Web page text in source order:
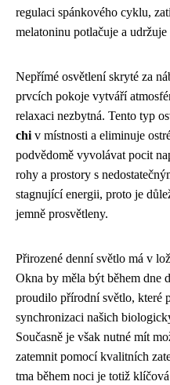
regulaci spánkového cyklu,
melatoninu potlačuje a
Nepřímé osvětlení skryté za
prvcích pokoje vytváří
relaxaci nezbytná. Tento typ
chi v místnosti a eliminuje
podvědomě vyvolávat pocit
rohy a prostory s
stagnující energii, proto je
jemně prosvětleny.
Přirozené denní světlo má v
Okna by měla být během dne
proudilo přírodní světlo, které
synchronizaci našich
Současně je však nutné mít
zatemnit pomocí kvalitních
tma během noci je totiž